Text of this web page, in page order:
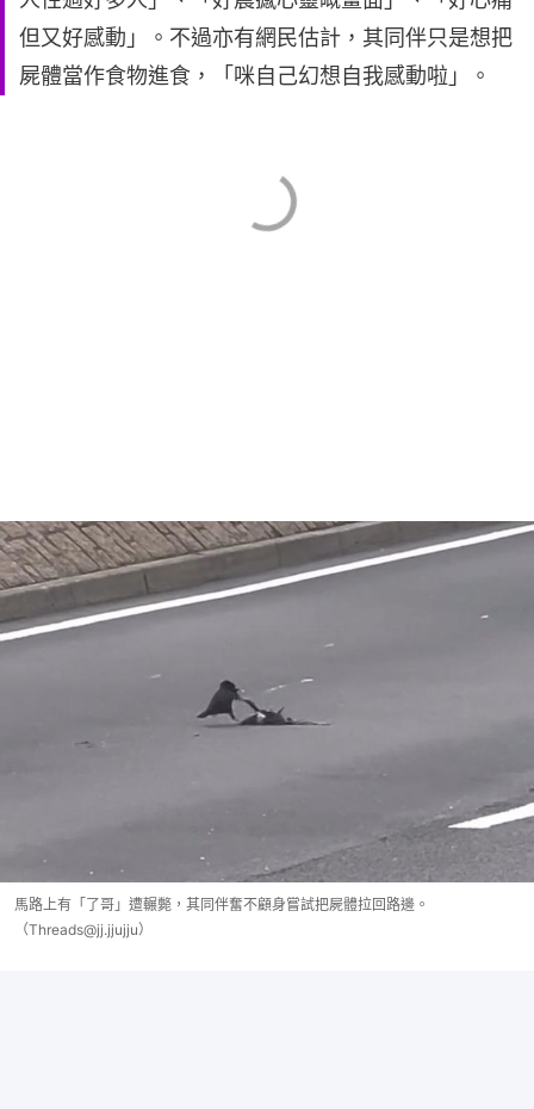
但又好感動」。不過亦有網民估計，其同伴只是想把
屍體當作食物進食，「咪自己幻想自我感動啦」。
馬路上有「了哥」遭輾斃，其同伴奮不顧身嘗試把屍體拉回路邊。
（Threads@jj.jjujju）